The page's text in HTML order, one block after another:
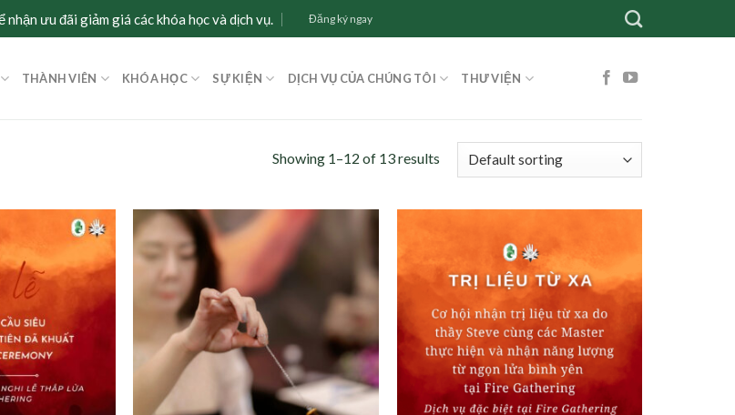
ưu đãi giảm giá các khóa học và dịch vụ. Đăng ký ngay
THÀNH VIÊN KHÓA HỌC SỰ KIỆN DỊCH VỤ CỦA CHÚNG TÔI THƯ VIỆN
Showing 1–12 of 13 results
wishlist
wishlist